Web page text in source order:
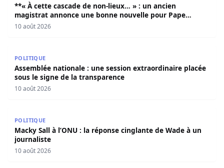
**« À cette cascade de non-lieux… » : un ancien
magistrat annonce une bonne nouvelle pour Pape
Cheikh Diallo et Cie**
10 août 2026
POLITIQUE
Assemblée nationale : une session extraordinaire placée
sous le signe de la transparence
10 août 2026
POLITIQUE
Macky Sall à l’ONU : la réponse cinglante de Wade à un
journaliste
10 août 2026